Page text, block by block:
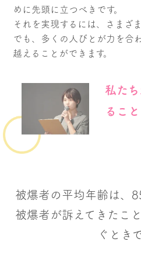
めに先頭に立つべきです。
それを実現するには、さまざ
でも、多くの人びとが力を合
越えることができます。
私た
るこ
被爆者の平均年齢は、
被爆者が訴えてきたこ
ぐとき